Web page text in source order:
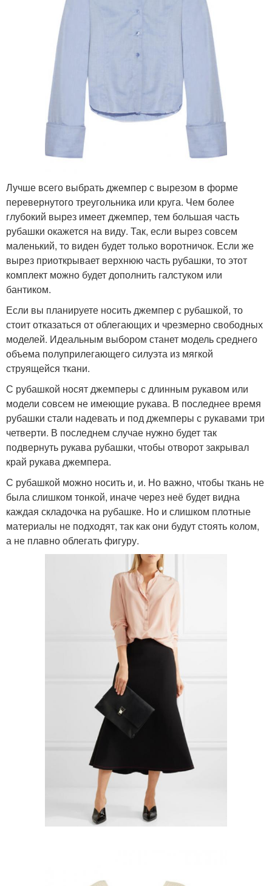
Лучше всего выбрать джемпер с вырезом в форме
перевернутого треугольника или круга. Чем более
глубокий вырез имеет джемпер, тем большая часть
рубашки окажется на виду. Так, если вырез совсем
маленький, то виден будет только воротничок. Если же
вырез приоткрывает верхнюю часть рубашки, то этот
комплект можно будет дополнить галстуком или
бантиком.
Если вы планируете носить джемпер с рубашкой, то
стоит отказаться от облегающих и чрезмерно свободных
моделей. Идеальным выбором станет модель среднего
объема полуприлегающего силуэта из мягкой
струящейся ткани.
С рубашкой носят джемперы с длинным рукавом или
модели совсем не имеющие рукава. В последнее время
рубашки стали надевать и под джемперы с рукавами три
четверти. В последнем случае нужно будет так
подвернуть рукава рубашки, чтобы отворот закрывал
край рукава джемпера.
С рубашкой можно носить и, и. Но важно, чтобы ткань не
была слишком тонкой, иначе через неё будет видна
каждая складочка на рубашке. Но и слишком плотные
материалы не подходят, так как они будут стоять колом,
а не плавно облегать фигуру.